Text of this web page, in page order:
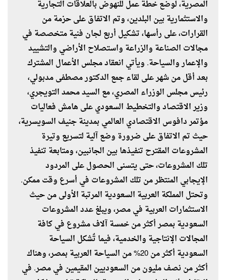
المصرية، لوضع خطة عمل للنهوض بالعلاقات التجارية
والاستثمارية بين البلدين، وتم الاتفاق على حزمة من
القرارات، على رأسها، تشكيل أربع لجان فنية متخصصة في
مجالات الصناعة والزراعة واستصلاح الأراضي والتشييد
والإعمار والسياحة. ويأتي انعقاد مجلس الأعمال المشترك
بعد أقل من شهر على لقاء جمع الدكتور مصطفى مدبولي،
رئيس مجلس الوزراء المصري، مع السيد محمد التويجري،
وزير الاقتصاد والتخطيط السعودي على هامش فعاليات
مؤتمر دافوس الاقتصادي العالمي بمدينة جنيف السويسرية،
حيث تم الاتفاق على ضرورة وضع آلية لتسريع وتيرة
المشروعات المقترح تنفيذها بين الجانبين، ومتابعة تنفيذ
تلك المشروعات، حتى يتسنى الحصول على المردود
الإيجابي المنتظر من تلك المشروعات في أسرع وقت ممكن.
وتحتل المملكة العربية السعودية المرتبة الأولى من حيث
الاستثمارات العربية في مصر، ويبلغ عدد المشروعات
السعودية بمصر أكثر من خمسة آلاف مشروع في كافة
المجالات الإنتاجية والخدمية، فيما تٌشكل السياحة
السعودية أكثر من 20% من السياحة العربية بمصر، وهناك
أكثر من نصف مليون من السعوديين المقيمين في مصر. في